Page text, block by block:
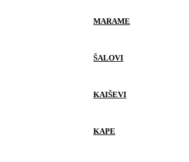
MARAME
ŠALOVI
KAIŠEVI
KAPE